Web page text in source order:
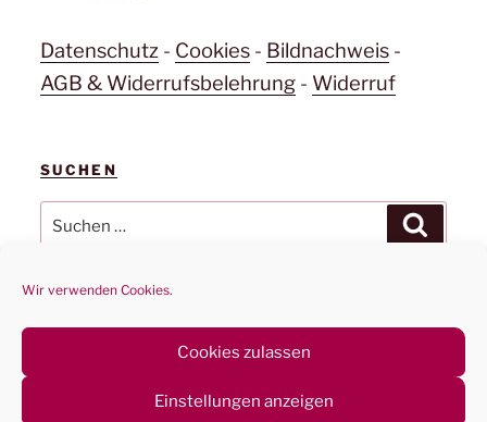
Wir verwenden Cookies.
Cookies zulassen
Einstellungen anzeigen
Datenschutz- Cookies- Bildnachweis-
AGB & Widerrufsbelehrung- Widerruf
SUCHEN
Suchen
nach:
Stolz präsentiert von WordPress